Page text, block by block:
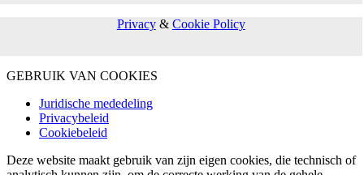
Privacy& Cookie Policy
GEBRUIK VAN COOKIES
Juridische mededeling
Privacybeleid
Cookiebeleid
Deze website maakt gebruik van zijn eigen cookies, die technisch of